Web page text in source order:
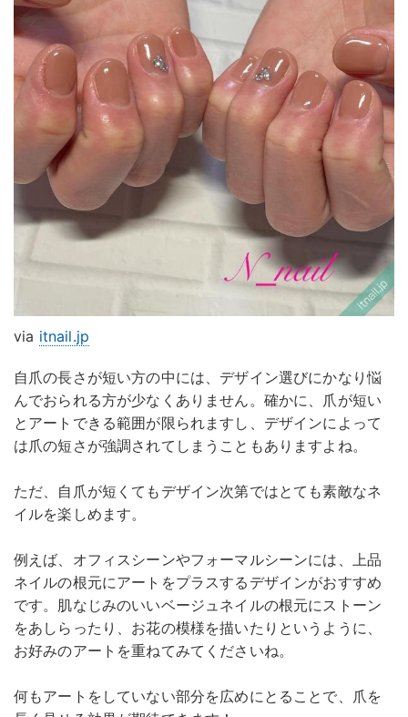
via itnail.jp
自爪の長さが短い方の中には、デザイン選びにかなり悩
んでおられる方が少なくありません。確かに、爪が短い
とアートできる範囲が限られますし、デザインによって
は爪の短さが強調されてしまうこともありますよね。
ただ、自爪が短くてもデザイン次第ではとても素敵なネ
イルを楽しめます。
例えば、オフィスシーンやフォーマルシーンには、上品
ネイルの根元にアートをプラスするデザインがおすすめ
です。肌なじみのいいベージュネイルの根元にストーン
をあしらったり、お花の模様を描いたりというように、
お好みのアートを重ねてみてくださいね。
何もアートをしていない部分を広めにとることで、爪を